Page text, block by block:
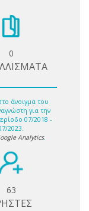
0
άνοιγμα του
για την
07/2018 -
2023.
Analytics.
63